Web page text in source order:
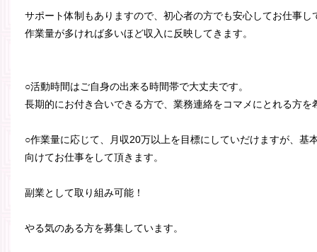
サポート体制もありますので、初心者の方でも安心してお仕事し
作業量が多ければ多いほど収入に反映してきます。
○活動時間はご自身の出来る時間帯で大丈夫です。
長期的にお付き合いできる方で、業務連絡をコマメにとれる方を
○作業量に応じて、月収20万以上を目標にしていだけますが、基
向けてお仕事をして頂きます。
副業として取り組み可能！
やる気のある方を募集しています。